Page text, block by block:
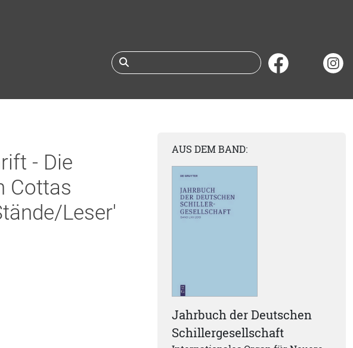
Suche nach
- Die
Cottas
Leser'
AUS DEM BAND:
Jahrbuch der Deutschen
Schillergesellschaft